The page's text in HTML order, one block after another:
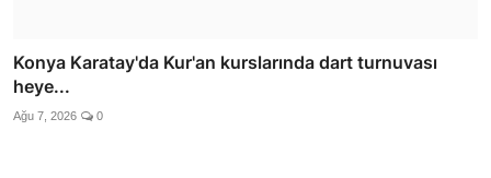
Konya Karatay'da Kur'an kurslarında dart turnuvası
heye...
Ağu 7, 2026 0